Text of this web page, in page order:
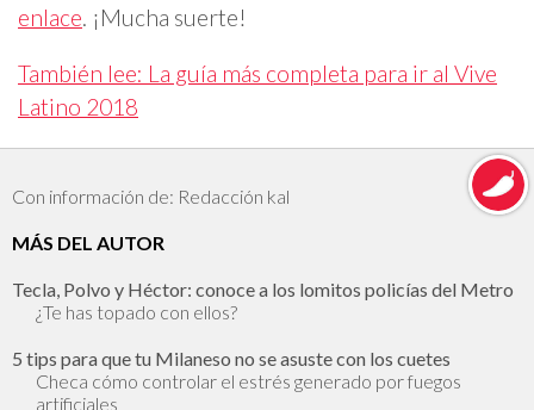
enlace. ¡Mucha suerte!
También lee: La guía más completa para ir al Vive
Latino 2018
Con información de: Redacción kal
MÁS DEL AUTOR
Tecla, Polvo y Héctor: conoce a los lomitos policías del Metro
¿Te has topado con ellos?
5 tips para que tu Milaneso no se asuste con los cuetes
Checa cómo controlar el estrés generado por fuegos
artificiales